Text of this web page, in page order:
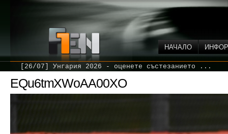
НАЧАЛО
[26/07] Унгария 2026 - оценете състезанието ...
EQu6tmXWoAA00XO